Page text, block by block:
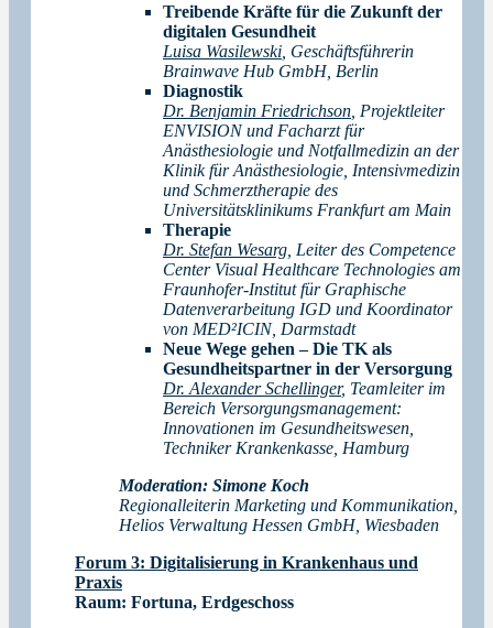
Treibende Kräfte für die Zukunft der
digitalen Gesundheit
Luisa Wasilewski , Geschäftsführerin
Brainwave Hub GmbH, Berlin
Diagnostik
Dr. Benjamin Friedrichson , Projektleiter
ENVISION und Facharzt für
Anästhesiologie und Notfallmedizin an der
Klinik für Anästhesiologie, Intensivmedizin
und Schmerztherapie des
Universitätsklinikums Frankfurt am Main
Therapie
Dr. Stefan Wesarg , Leiter des Competence
Center Visual Healthcare Technologies am
Fraunhofer-Institut für Graphische
Datenverarbeitung IGD und Koordinator
von MED²ICIN, Darmstadt
Neue Wege gehen – Die TK als
Gesundheitspartner in der Versorgung
Dr. Alexander Schellinger, Teamleiter im
Bereich Versorgungsmanagement:
Innovationen im Gesundheitswesen,
Techniker Krankenkasse, Hamburg
Moderation: Simone Koch
Regionalleiterin Marketing und Kommunikation,
Helios Verwaltung Hessen GmbH, Wiesbaden
Forum 3: Digitalisierung in Krankenhaus und
Praxis
Raum: Fortuna, Erdgeschoss